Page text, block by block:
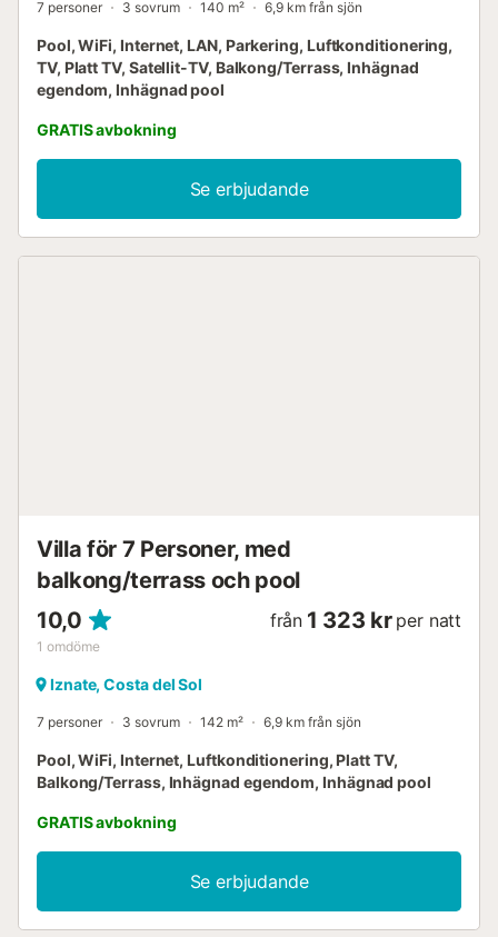
7 personer 3 sovrum 140 m² 6,9 km från sjön
Pool, WiFi, Internet, LAN, Parkering, Luftkonditionering,
TV, Platt TV, Satellit-TV, Balkong/Terrass, Inhägnad
egendom, Inhägnad pool
GRATIS avbokning
Se erbjudande
Villa för 7 Personer, med
balkong/terrass och pool
10,0
1 omdöme
från 1 323 kr per natt
Iznate, Costa del Sol
7 personer 3 sovrum 142 m² 6,9 km från sjön
Pool, WiFi, Internet, Luftkonditionering, Platt TV,
Balkong/Terrass, Inhägnad egendom, Inhägnad pool
GRATIS avbokning
Se erbjudande